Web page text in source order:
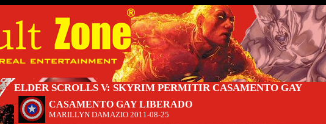
ELDER SCROLLS V: SKYRIM PERMITIR CASAMENTO GAY
CASAMENTO GAY LIBERADO
MARILLYN DAMAZIO 2011-08-25